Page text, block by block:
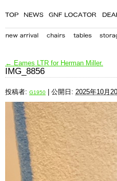
← Eames LTR for Herman Miller.
IMG_8856
投稿者: G1950 公開日: 2025年10月